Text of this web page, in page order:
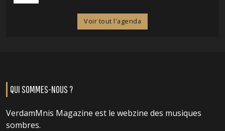
Voir tout l'agenda
QUI SOMMES-NOUS ?
VerdamMnis Magazine est le webzine des musiques
sombres.